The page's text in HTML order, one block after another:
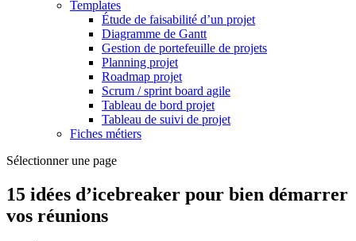
Templates
Étude de faisabilité d’un projet
Diagramme de Gantt
Gestion de portefeuille de projets
Planning projet
Roadmap projet
Scrum / sprint board agile
Tableau de bord projet
Tableau de suivi de projet
Fiches métiers
Sélectionner une page
15 idées d’icebreaker pour bien démarrer
vos réunions